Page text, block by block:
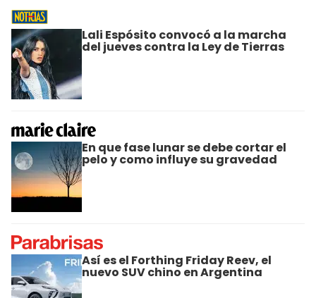
Lali Espósito convocó a la marcha
del jueves contra la Ley de Tierras
En que fase lunar se debe cortar el
pelo y como influye su gravedad
Así es el Forthing Friday Reev, el
nuevo SUV chino en Argentina